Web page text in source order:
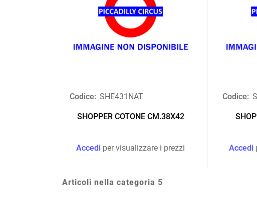
Codice: SHE431NAT
SHOPPER COTONE CM.38X42
Accedi per visualizzare i prezzi
Codice:
Accedi
Articoli nella categoria 5